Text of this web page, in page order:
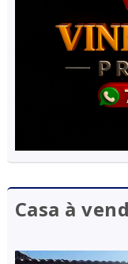
Casa à